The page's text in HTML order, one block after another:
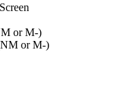
or M-)
or M-)